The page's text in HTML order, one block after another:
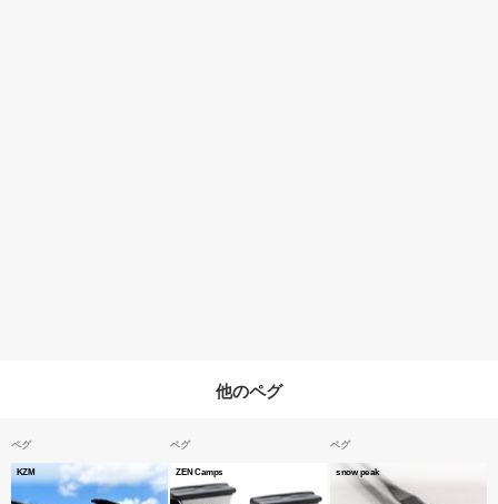
他のペグ
ペグ
KZM
ペグ
ZEN Camps
ペグ
snow peak